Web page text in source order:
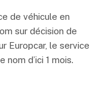
de véhicule en
sur décision de
Europcar, le service
nom d’ici 1 mois.